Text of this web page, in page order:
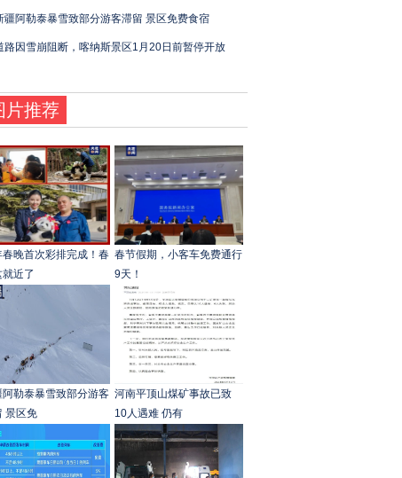
疆阿勒泰暴雪致部分游客滞留 景区免费食宿
路因雪崩阻断，喀纳斯景区1月20日前暂停开放
片推荐
春晚首次彩排完成！春
近了
春节假期，小客车免费通行
9天！
阿勒泰暴雪致部分游客
景区免
河南平顶山煤矿事故已致
10人遇难 仍有